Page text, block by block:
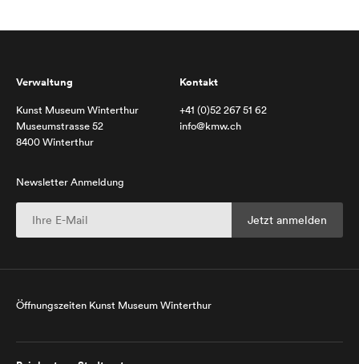
Verwaltung
Kunst Museum Winterthur
Museumstrasse 52
8400 Winterthur
Kontakt
+41 (0)52 267 51 62
info@kmw.ch
Newsletter Anmeldung
Öffnungszeiten Kunst Museum Winterthur